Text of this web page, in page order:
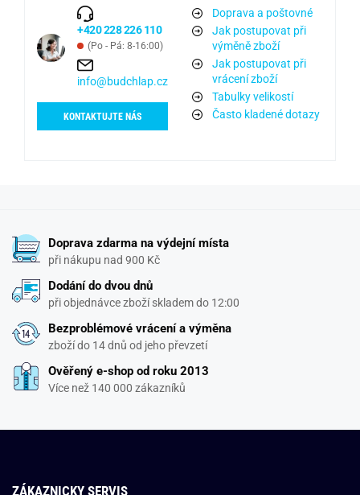
+420 228 226 110
(Po - Pá: 8-16:00)
info@budchlap.cz
KONTAKTUJTE NÁS
Doprava a poštovné
Jak postupovat při
výměně zboží
Jak postupovat při
vrácení zboží
Tabulky velikostí
Často kladené dotazy
Doprava zdarma na výdejní místa
při nákupu nad 900 Kč
Dodání do dvou dnů
při objednávce zboží skladem do 12:00
Bezproblémové vrácení a výměna
zboží do 14 dnů od jeho převzetí
Ověřený e-shop od roku 2013
Více než 140 000 zákazníků
ZÁKAZNICKY SERVIS